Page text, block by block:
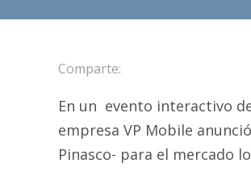
Comparte:
En un evento interactivo
empresa VP Mobile
Pinasco- para el mercado